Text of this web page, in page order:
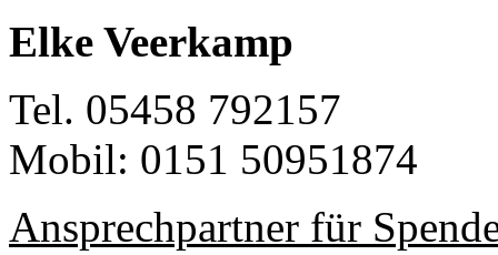
Elke Veerkamp
Tel. 05458 792157
Mobil: 0151 50951874
Ansprechpartner für